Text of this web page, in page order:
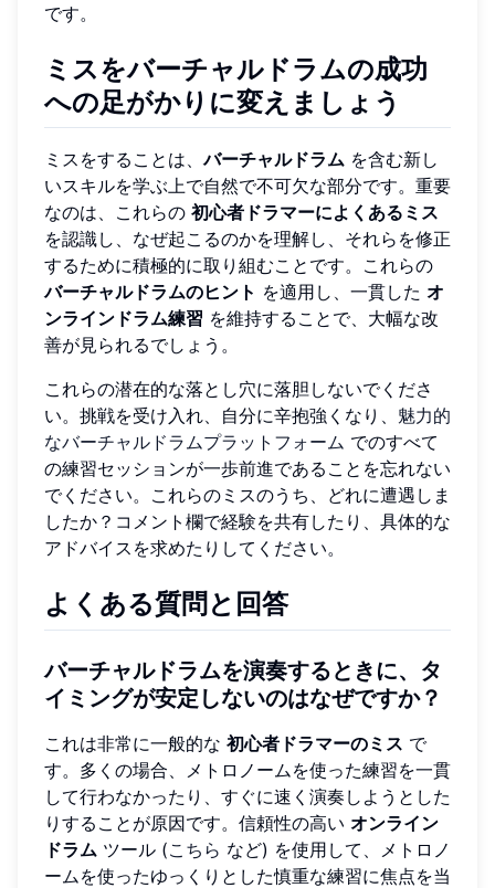
です。
ミスをバーチャルドラムの成功
への足がかりに変えましょう
ミスをすることは、バーチャルドラム を含む新し
いスキルを学ぶ上で自然で不可欠な部分です。重要
なのは、これらの 初心者ドラマーによくあるミス
を認識し、なぜ起こるのかを理解し、それらを修正
するために積極的に取り組むことです。これらの
バーチャルドラムのヒント を適用し、一貫した オ
ンラインドラム練習 を維持することで、大幅な改
善が見られるでしょう。
これらの潜在的な落とし穴に落胆しないでくださ
い。挑戦を受け入れ、自分に辛抱強くなり、 魅力的
なバーチャルドラムプラットフォーム でのすべて
の練習セッションが一歩前進であることを忘れない
でください。これらのミスのうち、どれに遭遇しま
したか？コメント欄で経験を共有したり、具体的な
アドバイスを求めたりしてください。
よくある質問と回答
バーチャルドラムを演奏するときに、タ
イミングが安定しないのはなぜですか？
これは非常に一般的な 初心者ドラマーのミス で
す。多くの場合、メトロノームを使った練習を一貫
して行わなかったり、すぐに速く演奏しようとした
りすることが原因です。信頼性の高い オンライン
ドラム ツール (こちら など) を使用して、メトロノ
ームを使ったゆっくりとした慎重な練習に焦点を当